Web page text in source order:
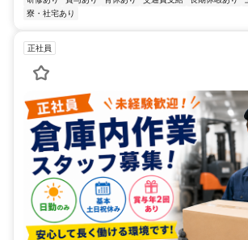
寮・社宅あり
正社員